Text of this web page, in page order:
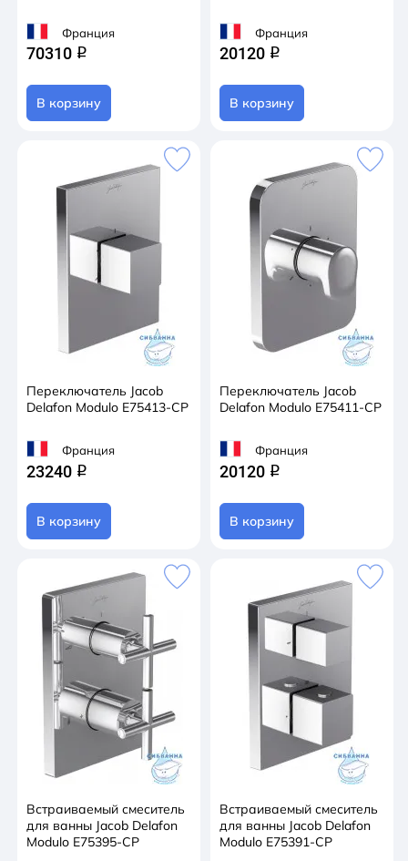
Франция
70310 q
В корзину
Франция
20120 q
В корзину
Переключатель Jacob
Delafon Modulo E75413-CP
Франция
23240 q
В корзину
Переключатель Jacob
Delafon Modulo E75411-CP
Франция
20120 q
В корзину
Встраиваемый смеситель
для ванны Jacob Delafon
Modulo E75395-CP
Встраиваемый смеситель
для ванны Jacob Delafon
Modulo E75391-CP